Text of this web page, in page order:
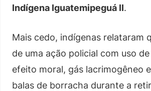
Indígena Iguatemipeguá II.
Mais cedo, indígenas relataram
de uma ação policial com uso
efeito moral, gás lacrimogêneo
balas de borracha durante a